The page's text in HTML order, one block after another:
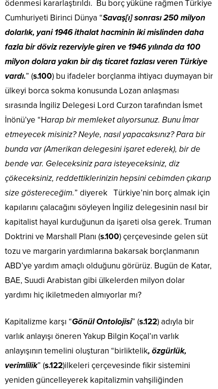
ödenmesi kararlaştırıldı. Bu borç yüküne rağmen Türkiye
Cumhuriyeti Birinci Dünya “Savaş[ı] sonrası 250 milyon
dolarlık, yani 1946 ithalat hacminin iki mislinden daha
fazla bir döviz rezerviyle giren ve 1946 yılında da 100
milyon dolara yakın bir dış ticaret fazlası veren Türkiye
vardı.” (s.100) bu ifadeler borçlanma ihtiyacı duymayan bir
ülkeyi borca sokma konusunda Lozan anlaşması
sırasında İngiliz Delegesi Lord Curzon tarafından İsmet
İnönü’ye “Harap bir memleket alıyorsunuz. Bunu İmar
etmeyecek misiniz? Neyle, nasıl yapacaksınız? Para bir
bunda var (Amerikan delegesini işaret ederek), bir de
bende var. Geleceksiniz para isteyeceksiniz, diz
çökeceksiniz, reddettiklerinizin hepsini cebimden çıkarıp
size göstereceğim.” diyerek Türkiye’nin borç almak için
kapılarını çalacağını söyleyen İngiliz delegesinin nasıl bir
kapitalist hayal kurduğunun da işareti olsa gerek. Truman
Doktrini ve Marshall Planı (s.100) çerçevesinde gelen süt
tozu ve margarin yardımlarına bakarsak borçlanmanın
ABD’ye yardım amaçlı olduğunu görürüz. Bugün de Katar,
BAE, Suudi Arabistan gibi ülkelerden milyon dolar
yardımı hiç ikiletmeden almıyorlar mı?
Kapitalizme karşı “Gönül Ontolojisi” (s.122) adıyla bir
varlık anlayışı öneren Yakup Bilgin Koçal’ın varlık
anlayışının temelini oluşturan “birliktelik, özgürlük,
verimlilik” (s.122)ilkeleri çerçevesinde fikir sistemini
yeniden güncelleyerek kapitalizmin vahşiliğinden